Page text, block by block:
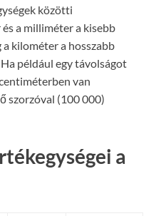
közötti
a milliméter a kisebb
kilométer a hosszabb
például egy távolságot
van
szorzóval (100 000)
a